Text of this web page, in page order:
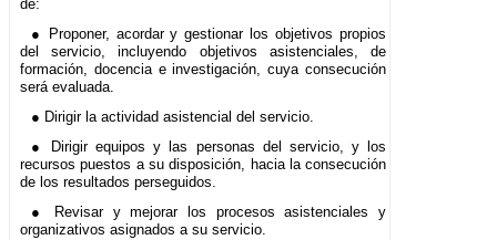
de:
● Proponer, acordar y gestionar los objetivos propios
del servicio, incluyendo objetivos asistenciales, de
formación, docencia e investigación, cuya consecución
será evaluada.
● Dirigir la actividad asistencial del servicio.
● Dirigir equipos y las personas del servicio, y los
recursos puestos a su disposición, hacia la consecución
de los resultados perseguidos.
● Revisar y mejorar los procesos asistenciales y
organizativos asignados a su servicio.